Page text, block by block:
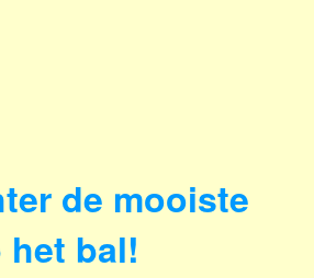
de mooiste
bal!